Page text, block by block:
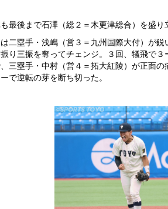
最後まで石澤（総２＝木更津総合）を盛り
二塁手・浅嶋（営３＝九州国際大付）が鋭
り三振を奪ってチェンジ。３回、犠飛で
三塁手・中村（営４＝拓大紅陵）が正面
で逆転の芽を断ち切った。